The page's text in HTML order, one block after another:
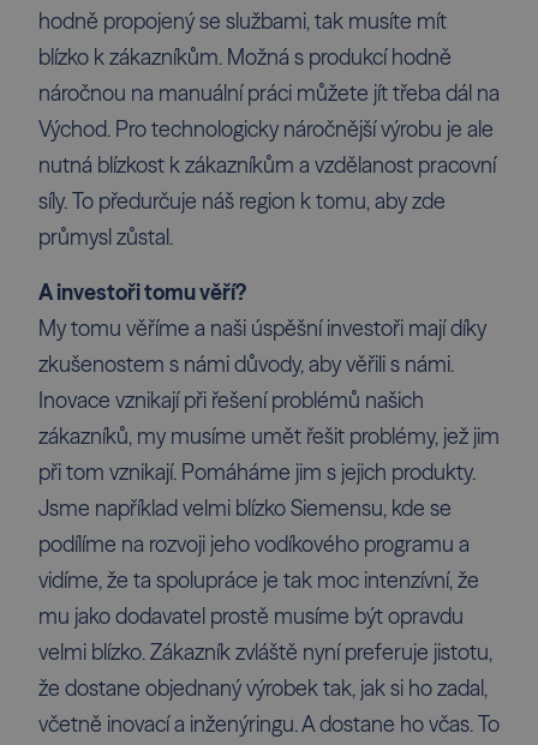
hodně propojený se službami, tak musíte mít
blízko k zákazníkům. Možná s produkcí hodně
náročnou na manuální práci můžete jít třeba dál na
Východ. Pro technologicky náročnější výrobu je ale
nutná blízkost k zákazníkům a vzdělanost pracovní
síly. To předurčuje náš region k tomu, aby zde
průmysl zůstal.
A investoři tomu věří?
My tomu věříme a naši úspěšní investoři mají díky
zkušenostem s námi důvody, aby věřili s námi.
Inovace vznikají při řešení problémů našich
zákazníků, my musíme umět řešit problémy, jež jim
při tom vznikají. Pomáháme jim s jejich produkty.
Jsme například velmi blízko Siemensu, kde se
podílíme na rozvoji jeho vodíkového programu a
vidíme, že ta spolupráce je tak moc intenzívní, že
mu jako dodavatel prostě musíme být opravdu
velmi blízko. Zákazník zvláště nyní preferuje jistotu,
že dostane objednaný výrobek tak, jak si ho zadal,
včetně inovací a inženýringu. A dostane ho včas. To